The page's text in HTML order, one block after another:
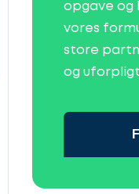
opgave og
vores
store
og